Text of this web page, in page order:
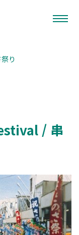
り
/ 串